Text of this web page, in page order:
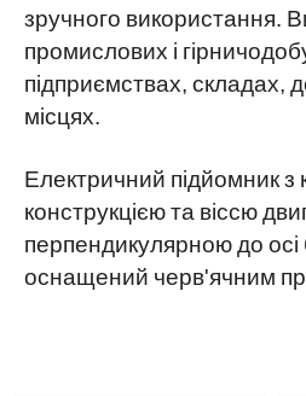
зручного використання.
промислових і
підприємствах, складах,
місцях.
Електричний підйомник з
конструкцією та віссю
перпендикулярною до
оснащений черв'ячним